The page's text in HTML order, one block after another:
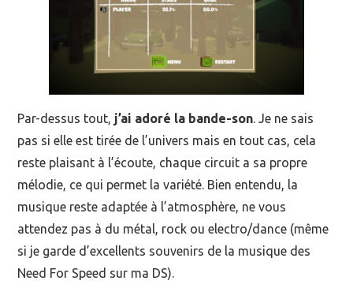
Par-dessus tout, j’ai adoré la bande-son. Je ne sais
pas si elle est tirée de l’univers mais en tout cas, cela
reste plaisant à l’écoute, chaque circuit a sa propre
mélodie, ce qui permet la variété. Bien entendu, la
musique reste adaptée à l’atmosphère, ne vous
attendez pas à du métal, rock ou electro/dance (même
si je garde d’excellents souvenirs de la musique des
Need For Speed sur ma DS).